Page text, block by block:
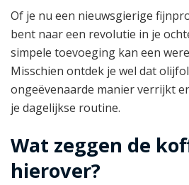
Of je nu een nieuwsgierige
bent naar een revolutie in je
simpele toevoeging kan een
Misschien ontdek je wel dat
ongeëvenaarde manier verrijkt
je dagelijkse routine.
Wat zeggen de
hierover?